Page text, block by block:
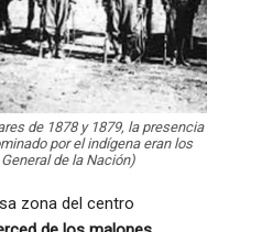
de 1878 y 1879, la presencia
por el indígena eran los
de la Nación)
zona del centro